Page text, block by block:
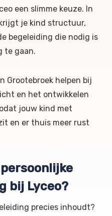
een slimme keuze. In
je kind structuur,
begeleiding die nodig is
te gaan.
Grootebroek helpen bij
en het ontwikkelen
jouw kind met
en er thuis meer rust
bij Lyceo?
precies inhoudt?